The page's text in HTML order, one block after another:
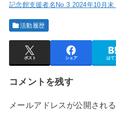
記念館支援者名No.3 2024年10月末
活動履歴
ポスト シェア はて
コメントを残す
メールアドレスが公開され